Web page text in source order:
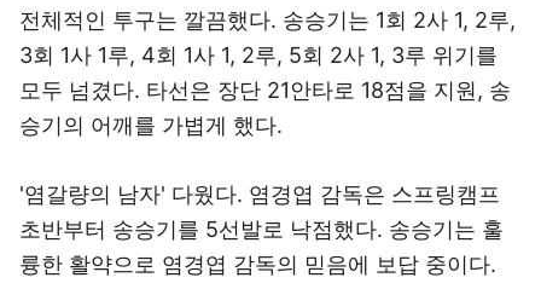
전체적인 투구는 깔끔했다. 송승기는 1회 2사 1, 2루,
3회 1사 1루, 4회 1사 1, 2루, 5회 2사 1, 3루 위기를
모두 넘겼다. 타선은 장단 21안타로 18점을 지원, 송
승기의 어깨를 가볍게 했다.
'염갈량의 남자' 다웠다. 염경엽 감독은 스프링캠프
초반부터 송승기를 5선발로 낙점했다. 송승기는 훌
륭한 활약으로 염경엽 감독의 믿음에 보답 중이다.